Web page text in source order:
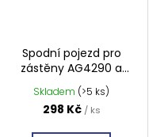
Spodní pojezd pro
zástěny AG4290 a
AG4295
Skladem (>5 ks)
298 Kč / ks